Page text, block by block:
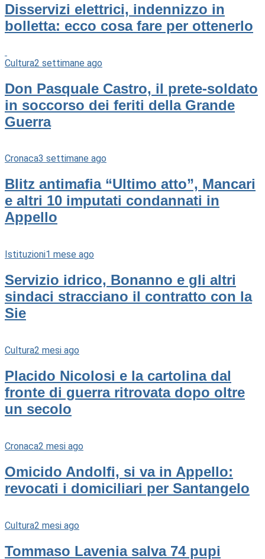
Disservizi elettrici, indennizzo in
bolletta: ecco cosa fare per ottenerlo
Cultura2 settimane ago
Don Pasquale Castro, il prete-soldato
in soccorso dei feriti della Grande
Guerra
Cronaca3 settimane ago
Blitz antimafia “Ultimo atto”, Mancari
e altri 10 imputati condannati in
Appello
Istituzioni1 mese ago
Servizio idrico, Bonanno e gli altri
sindaci stracciano il contratto con la
Sie
Cultura2 mesi ago
Placido Nicolosi e la cartolina dal
fronte di guerra ritrovata dopo oltre
un secolo
Cronaca2 mesi ago
Omicido Andolfi, si va in Appello:
revocati i domiciliari per Santangelo
Cultura2 mesi ago
Tommaso Lavenia salva 74 pupi